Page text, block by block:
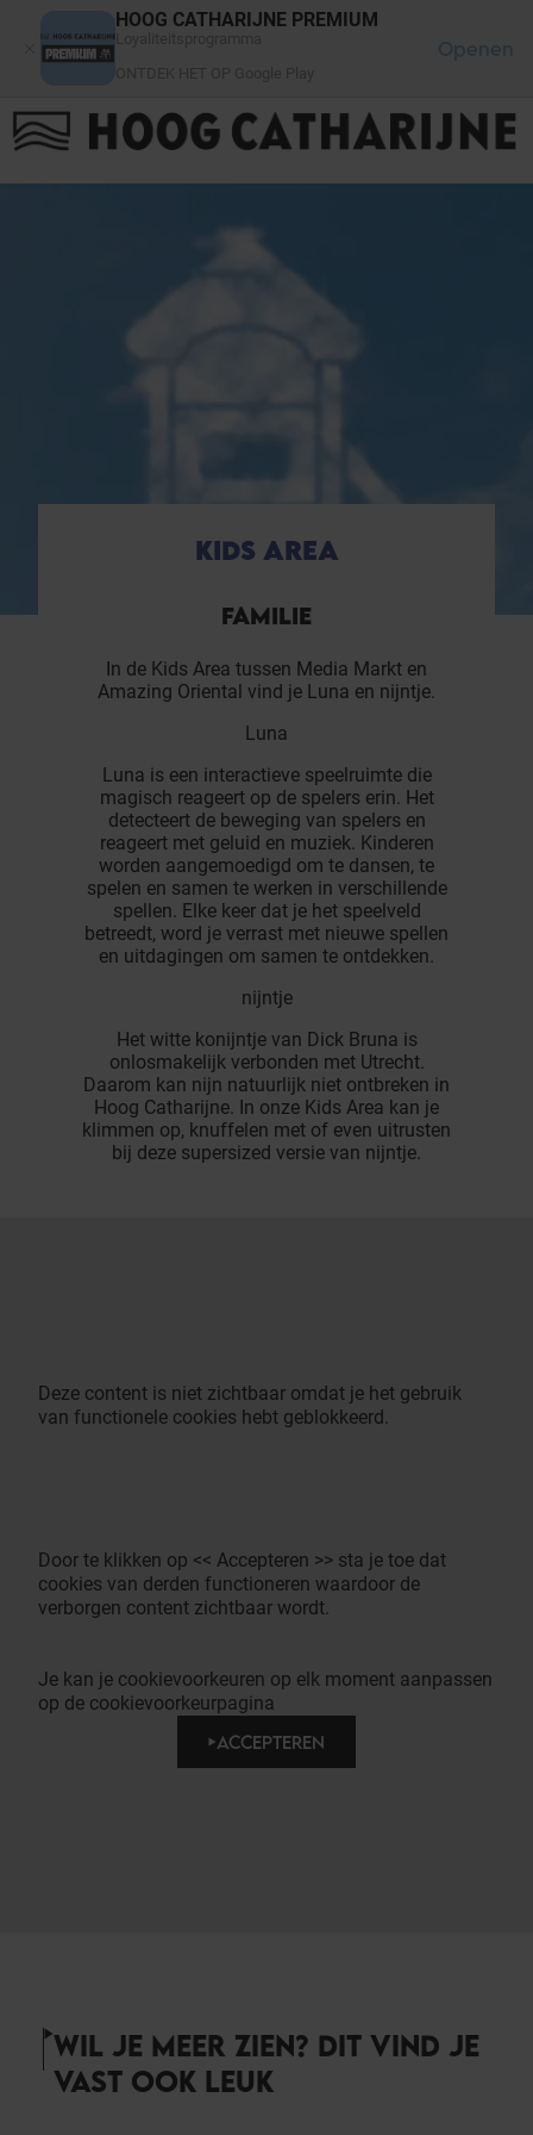
HOOG CATHARIJNE PREMIUM
Openen
FAQ
HET WINKELCENTRUM
LOG IN
KIDS AREA
FAMILIE
In de Kids Area tussen Media Markt en
Amazing Oriental vind je Luna en nijntje.
Luna
Luna is een interactieve speelruimte die
magisch reageert op de spelers erin. Het
detecteert de beweging van spelers en
reageert met geluid en muziek. Kinderen
worden aangemoedigd om te dansen, te
spelen en samen te werken in verschillende
spellen. Elke keer dat je het speelveld
betreedt, word je verrast met nieuwe spellen
en uitdagingen om samen te ontdekken.
nijntje
Het witte konijntje van Dick Bruna is
onlosmakelijk verbonden met Utrecht.
Daarom kan nijn natuurlijk niet ontbreken in
Hoog Catharijne. In onze Kids Area kan je
klimmen op, knuffelen met of even uitrusten
bij deze supersized versie van nijntje.
Deze content is niet zichtbaar omdat je het gebruik
van functionele cookies hebt geblokkeerd.
Door te klikken op << Accepteren >> sta je toe dat
cookies van derden functioneren waardoor de
verborgen content zichtbaar wordt.
Je kan je cookievoorkeuren op elk moment aanpassen
op de cookievoorkeurpagina
ACCEPTEREN
WIL JE MEER ZIEN? DIT VIND JE
VAST OOK LEUK
Cookies beheer paneel